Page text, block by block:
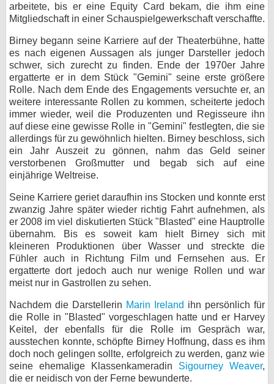
arbeitete, bis er eine Equity Card bekam, die ihm eine
Mitgliedschaft in einer Schauspielgewerkschaft verschaffte.
Birney begann seine Karriere auf der Theaterbühne, hatte
es nach eigenen Aussagen als junger Darsteller jedoch
schwer, sich zurecht zu finden. Ende der 1970er Jahre
ergatterte er in dem Stück "Gemini" seine erste größere
Rolle. Nach dem Ende des Engagements versuchte er, an
weitere interessante Rollen zu kommen, scheiterte jedoch
immer wieder, weil die Produzenten und Regisseure ihn
auf diese eine gewisse Rolle in "Gemini" festlegten, die sie
allerdings für zu gewöhnlich hielten. Birney beschloss, sich
ein Jahr Auszeit zu gönnen, nahm das Geld seiner
verstorbenen Großmutter und begab sich auf eine
einjährige Weltreise.
Seine Karriere geriet daraufhin ins Stocken und konnte erst
zwanzig Jahre später wieder richtig Fahrt aufnehmen, als
er 2008 im viel diskutierten Stück "Blasted" eine Hauptrolle
übernahm. Bis es soweit kam hielt Birney sich mit
kleineren Produktionen über Wasser und streckte die
Fühler auch in Richtung Film und Fernsehen aus. Er
ergatterte dort jedoch auch nur wenige Rollen und war
meist nur in Gastrollen zu sehen.
Nachdem die Darstellerin Marin Ireland ihn persönlich für
die Rolle in "Blasted" vorgeschlagen hatte und er Harvey
Keitel, der ebenfalls für die Rolle im Gespräch war,
ausstechen konnte, schöpfte Birney Hoffnung, dass es ihm
doch noch gelingen sollte, erfolgreich zu werden, ganz wie
seine ehemalige Klassenkameradin Sigourney Weaver,
die er neidisch von der Ferne bewunderte.
Nutzungsbedingungen
Datenschutz
Cookie-Einstellungen
Impressum
Desktop-Ansicht